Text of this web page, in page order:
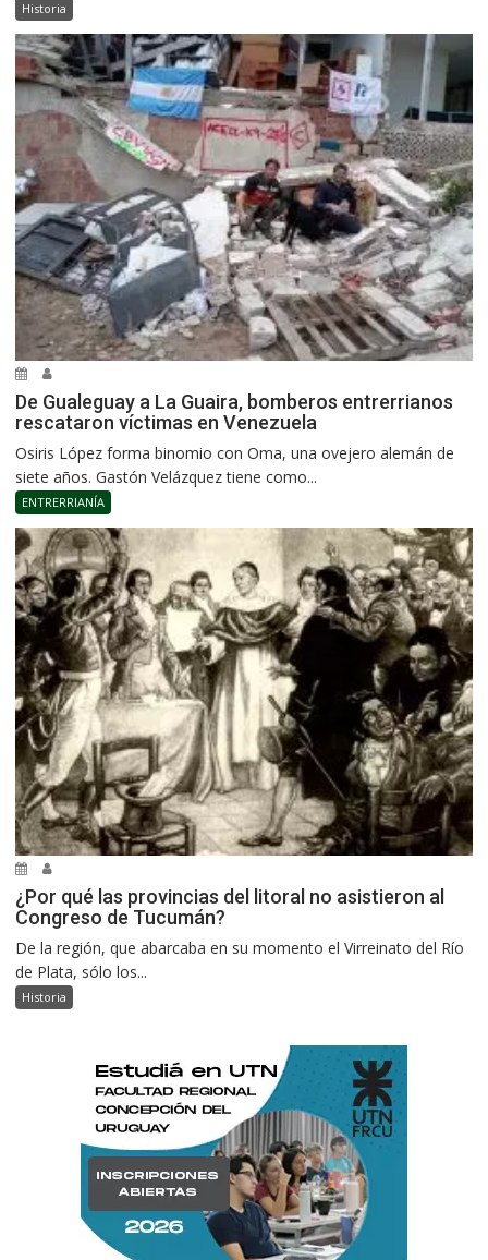
Historia
De Gualeguay a La Guaira, bomberos entrerrianos
rescataron víctimas en Venezuela
Osiris López forma binomio con Oma, una ovejero alemán de
siete años. Gastón Velázquez tiene como...
ENTRERRIANÍA
¿Por qué las provincias del litoral no asistieron al
Congreso de Tucumán?
De la región, que abarcaba en su momento el Virreinato del Río
de Plata, sólo los...
Historia